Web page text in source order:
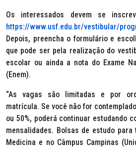
Os interessados devem se
https://www.usf.edu.br/vestibular/
Depois, preencha o formulário e
que pode ser pela realização do
escolar ou ainda a nota do Exame
(Enem).
“As vagas são limitadas e por
matrícula. Se você não for
ou 50%, poderá continuar estudando
mensalidades. Bolsas de estudo
Medicina e no Câmpus Campinas